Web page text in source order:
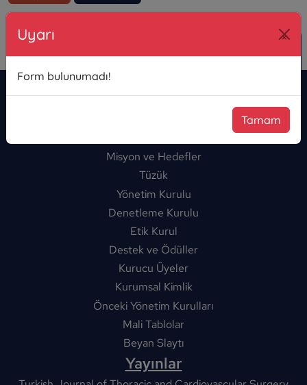
Uyarı ×
Form bulunumadı!
Tamam
Misyon ve Hedefler
Tüzük
Yönetim Kurulu
Denetleme Kurulu
Etik Kurul
Destek ve Ödüller
Kurucu Üyeler
Kurumsal Kimlik
Önceki Yönetim Kurulları
Mali Tablolar
Beyan Slaytı
Yayınlar